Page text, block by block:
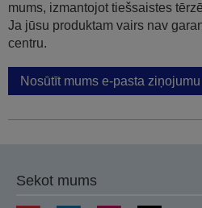
mums, izmantojot tiešsaistes
Ja jūsu produktam vairs nav
centru.
Nosūtīt mums e-pasta ziņojumu
Sekot mums